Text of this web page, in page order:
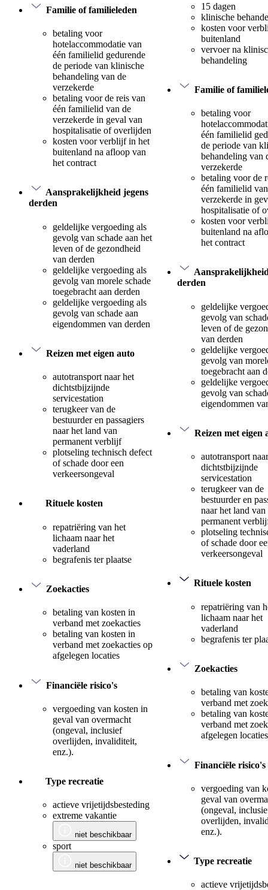
Familie of familieleden
betaling voor
hotelaccommodatie van
één familielid gedurende
de periode van klinische
behandeling van de
verzekerde
betaling voor de reis van
één familielid van de
verzekerde in geval van
hospitalisatie of overlijden
kosten voor verblijf in het
buitenland na afloop van
het contract
Aansprakelijkheid jegens
derden
geldelijke vergoeding als
gevolg van schade aan het
leven of de gezondheid
van derden
geldelijke vergoeding als
gevolg van morele schade
toegebracht aan derden
geldelijke vergoeding als
gevolg van schade aan
eigendommen van derden
Reizen met eigen auto
autotransport naar het
dichtstbijzijnde
servicestation
terugkeer van de
bestuurder en passagiers
naar het land van
permanent verblijf
plotseling technisch defect
of schade door een
verkeersongeval
Rituele kosten
repatriëring van het
lichaam naar het
vaderland
begrafenis ter plaatse
Zoekacties
betaling van kosten in
verband met zoekacties
betaling van kosten in
verband met zoekacties op
afgelegen locaties
Financiële risico's
vergoeding van kosten in
geval van overmacht
(ongeval, inclusief
overlijden, invaliditeit,
enz.).
Type recreatie
actieve vrijetijdsbesteding
extreme vakantie
niet beschikbaar
sport
niet beschikbaar
15 dagen
klinische
kosten voor
buitenland
vervoer na
behandeling
Familie of
betaling voor
één familielid
de periode van
behandeling van
verzekerde
betaling voor de
één familielid
verzekerde in
hospitalisatie of
kosten voor
buitenland na
het contract
derden
geldelijke
gevolg van
leven of de
van derden
geldelijke
gevolg van
toegebracht aan
geldelijke
gevolg van
eigendommen
Reizen met eigen
autotransport
dichtstbijzijnde
servicestation
terugkeer van de
bestuurder en
naar het land van
permanent
plotseling
of schade door
verkeersongeval
Rituele kosten
repatriëring van
lichaam naar het
vaderland
begrafenis ter
Zoekacties
betaling van
verband met
betaling van
verband met
afgelegen locaties
Financiële risico's
vergoeding van
geval van
(ongeval,
overlijden,
enz.).
Type recreatie
actieve